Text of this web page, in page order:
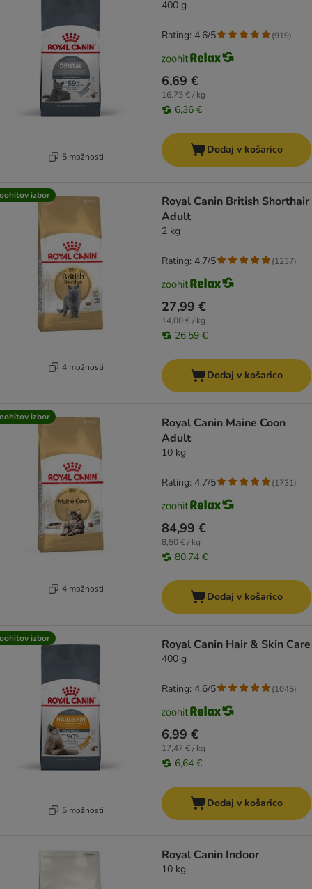
5 možnosti
400 g
6,69 €
16,73 € / kg
6,36 €
Rating: 4.6/5 (919)
Dodaj v košarico
izbor
4 možnosti
Royal Canin British Shorthair
Adult
2 kg
27,99 €
14,00 € / kg
26,59 €
Rating: 4.7/5 (1237)
Dodaj v košarico
izbor
4 možnosti
Royal Canin Maine Coon
Adult
10 kg
84,99 €
8,50 € / kg
80,74 €
Rating: 4.7/5 (1731)
Dodaj v košarico
izbor
5 možnosti
Royal Canin Hair & Skin Care
400 g
6,99 €
17,47 € / kg
6,64 €
Rating: 4.6/5 (1045)
Dodaj v košarico
Royal Canin Indoor
10 kg